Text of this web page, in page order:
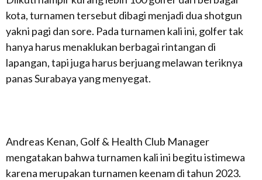
kota, turnamen tersebut dibagi menjadi dua shotgun
yakni pagi dan sore. Pada turnamen kali ini, golfer tak
hanya harus menaklukan berbagai rintangan di
lapangan, tapi juga harus berjuang melawan teriknya
panas Surabaya yang menyegat.
Andreas Kenan, Golf & Health Club Manager
mengatakan bahwa turnamen kali ini begitu istimewa
karena merupakan turnamen keenam di tahun 2023.